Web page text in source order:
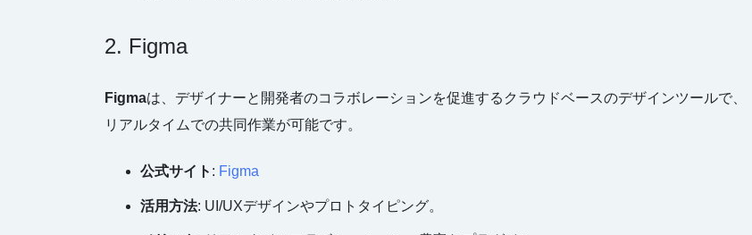
2. Figma
Figmaは、デザイナーと開発者のコラボレーションを促進するクラウドベースのデザインツールで、
リアルタイムでの共同作業が可能です。
公式サイト : Figma
活用方法: UI/UXデザインやプロトタイピング。